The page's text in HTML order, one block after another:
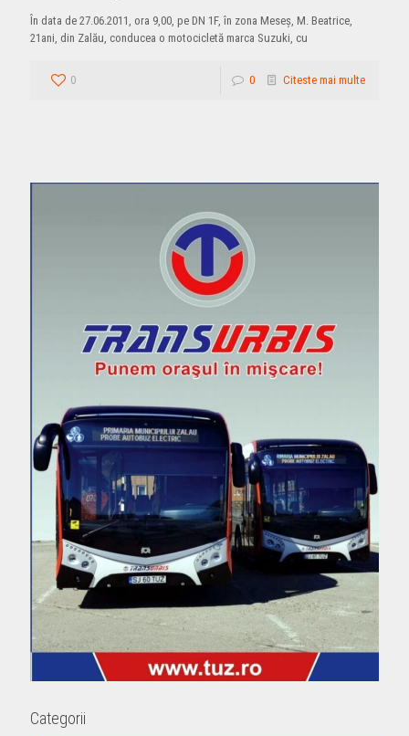
În data de 27.06.2011, ora 9,00, pe DN 1F, în zona Meseş, M. Beatrice,
21ani, din Zalău, conducea o motocicletă marca Suzuki, cu
0 0 Citeste mai multe
Categorii